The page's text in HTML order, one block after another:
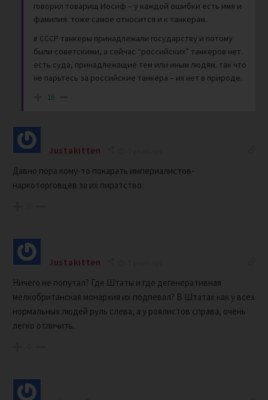
говорил товарищ Иосиф – у каждой ошибки есть имя и
фамилия. тоже самое относится и к танкерам.
в СССР танкеры принадлежали государству и потому
были советскими, а сейчас “российских” танкеров нет.
есть суда, принадлежащие тем или иным людям. так что
не парьтесь за российские танкера – их нет в природе.
16
Justakitten
Давно пора кому-то покарать империалистов-
наркоторговцев за их пиратство.
Justakitten
Ничего не попутал? Где Штаты и где дегенеративная
мелкобританская монархия их подпевал? В Штатах как у всех
нормальных людей руль слева, а у роялистов справа, очень
легко отличить.